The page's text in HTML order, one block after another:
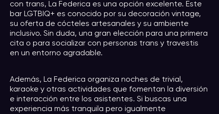
con trans, La Federica es una opción excelente. Este
bar LGTBIQ+ es conocido por su decoración vintage,
su oferta de cócteles artesanales y su ambiente
inclusivo. Sin duda, una gran elección para una primera
cita o para socializar con personas trans y travestis
en un entorno agradable.
Además, La Federica organiza noches de trivial,
karaoke y otras actividades que fomentan la diversión
e interacción entre los asistentes. Si buscas una
experiencia más tranquila pero igualmente